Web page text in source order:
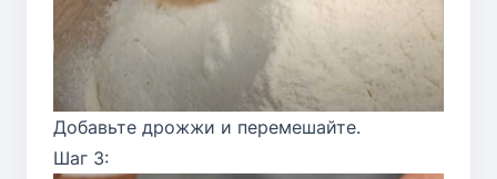
Добавьте дрожжи и перемешайте.
Шаг 3: